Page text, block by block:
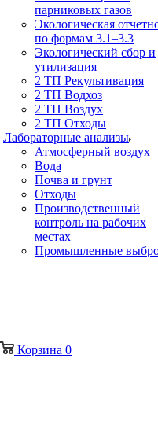
парниковых газов
Экологическая
по формам 3.1–3.3
Экологический сбор и
утилизация
2 ТП Рекультивация
2 ТП Водхоз
2 ТП Воздух
2 ТП Отходы
Лабораторные анализы
Атмосферный воздух
Вода
Почва и грунт
Отходы
Производственный
контроль на рабочих
местах
Промышленные
Корзина 0